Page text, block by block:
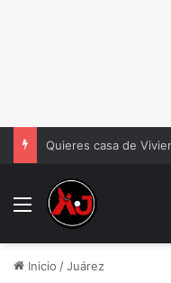
Quieres casa de
Menu
Inicio /Juárez